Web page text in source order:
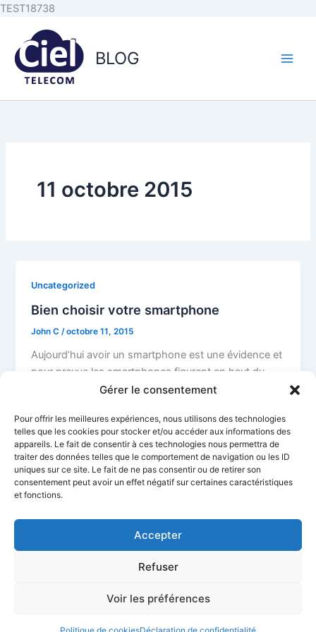
Gérer le consentement
Pour offrir les meilleures expériences, nous utilisons des technologies
telles que les cookies pour stocker et/ou accéder aux informations des
appareils. Le fait de consentir à ces technologies nous permettra de
traiter des données telles que le comportement de navigation ou les ID
uniques sur ce site. Le fait de ne pas consentir ou de retirer son
consentement peut avoir un effet négatif sur certaines caractéristiques
et fonctions.
Accepter
Refuser
Voir les préférences
TEST18738
contenu
principal
Aller
contenu
BLOG
11 octobre 2015
Uncategorized
Bien choisir votre smartphone
John C /octobre 11, 2015
Aujourd’hui avoir un smartphone est une évidence et
pour preuve les smartphones figurent en haut du
classement des ventes de […]
Mentions Légales
Politique de confidentialité